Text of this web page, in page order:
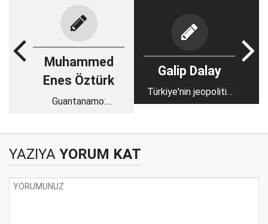
Muhammed
Enes Öztürk
Guantanamo:
Galip Dalay
Türkiye'nin jeopolitik
denge politikası ve
YAZIYA YORUM KAT